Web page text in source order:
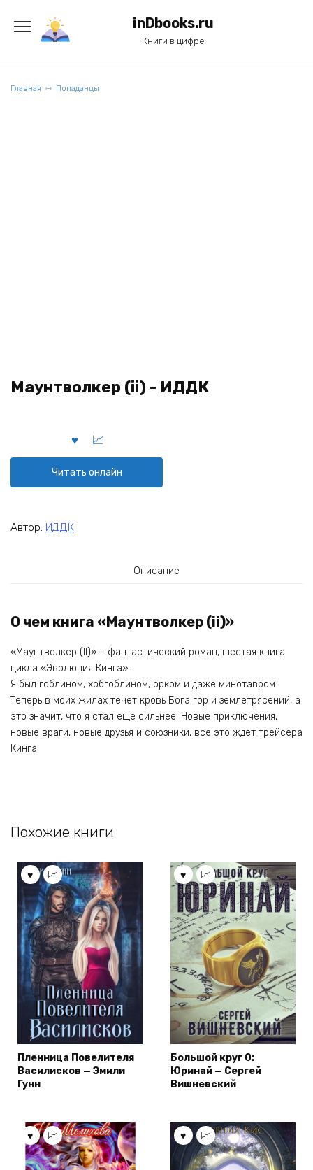
содержанию
inDbooks.ru
Книги в цифре
Главная Попаданцы
Маунтволкер (ii) - ИДДК
Читать онлайн
Автор: ИДДК
Описание
О чем книга «Маунтволкер (ii)»
«Маунтволкер (II)» – фантастический роман, шестая книга
цикла «Эволюция Кинга».
Я был гоблином, хобгоблином, орком и даже минотавром.
Теперь в моих жилах течет кровь Бога гор и землетрясений, а
это значит, что я стал еще сильнее. Новые приключения,
новые враги, новые друзья и союзники, все это ждет трейсера
Кинга.
Похожие книги
Пленница Повелителя
Василисков — Эмили
Гунн
Большой круг 0:
Юринай — Сергей
Вишневский